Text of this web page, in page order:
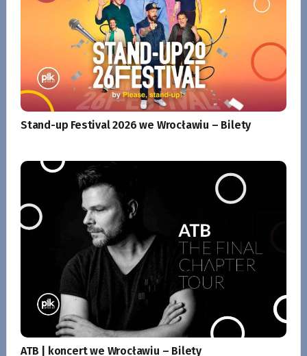
Stand-up Festival 2026 we Wrocławiu – Bilety
ATB | koncert we Wrocławiu – Bilety